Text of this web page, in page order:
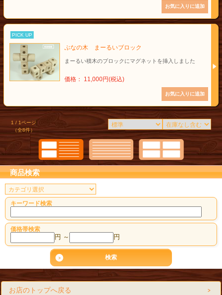
PICK UP
ぶなの木 まーるいブロック
まーるい積木のブロックにマグネットを挿入しました
価格： 11,000円(税込)
1 / 1ページ
（全8件）
商品検索
キーワード検索
価格帯検索
円 ～ 円
お店のトップへ戻る